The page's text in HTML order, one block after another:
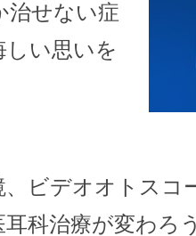
治せない症
い思いを
、ビデオオトスコ
科治療が変わろ